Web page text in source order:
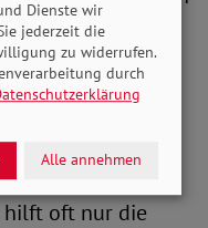
hoffen deshalb
Das BSG kann
korrigieren und
hilft oft nur die
Dienste wir
jederzeit die
zu widerrufen.
durch
Alle annehmen